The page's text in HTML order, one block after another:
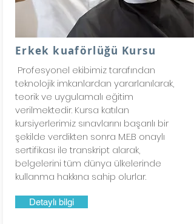
Erkek kuaförlüğü Kursu
Profesyonel ekibimiz tarafından
teknolojik imkanlardan yararlanılarak,
teorik ve uygulamalı eğitim
verilmektedir. Kursa katılan
kursiyerlerimiz sınavlarını başarılı bir
şekilde verdikten sonra M.E.B onaylı
sertifikası ile transkript alarak,
belgelerini tüm dünya ülkelerinde
kullanma hakkına sahip olurlar.
Detaylı bilgi